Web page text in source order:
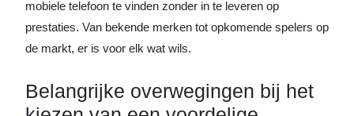
mobiele telefoon te vinden zonder in te leveren op
prestaties. Van bekende merken tot opkomende spelers op
de markt, er is voor elk wat wils.
Belangrijke overwegingen bij het